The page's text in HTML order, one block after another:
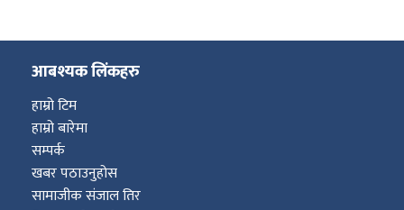
आबश्यक लिंकहरु
हाम्रो टिम
हाम्रो बारेमा
सम्पर्क
खबर पठाउनुहोस
सामाजीक संजाल तिर